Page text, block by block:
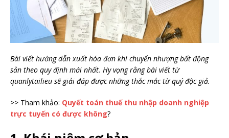
Bài viết hướng dẫn xuất hóa đơn khi chuyển nhượng bất động
sản theo quy định mới nhất. Hy vọng rằng bài viết từ
quanlytailieu sẽ giải đáp được những thắc mắc từ quý độc giả.
>> Tham khảo: Quyết toán thuế thu nhập doanh nghiệp
trực tuyến có được không?